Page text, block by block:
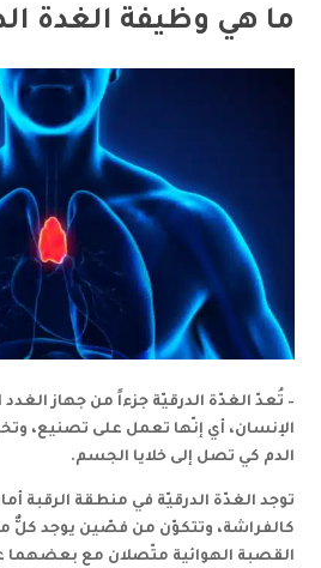
ما هي وظيفة الغدة
– تُعدّ الغدّة الدرقيّة جزءاً من جهاز
الإنسان، أي إنّها تعمل على تصنيع،
الدم كي تصل إلى خلايا الجسم.
توجد الغدّة الدرقيّة في منطقة الرقبة
كالفراشة، وتتكوّن من فصّين يوجد كلٌّ
القصبة الهوائية متّصلان مع